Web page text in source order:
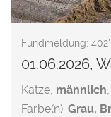
Fundmeldung:
01.06.2026,
Katze, männlich
Farbe(n): Grau,